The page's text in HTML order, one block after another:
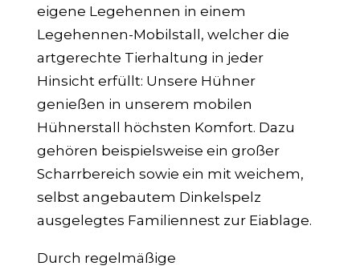
eigene Legehennen in einem
Legehennen-Mobilstall, welcher die
artgerechte Tierhaltung in jeder
Hinsicht erfüllt: Unsere Hühner
genießen in unserem mobilen
Hühnerstall höchsten Komfort. Dazu
gehören beispielsweise ein großer
Scharrbereich sowie ein mit weichem,
selbst angebautem Dinkelspelz
ausgelegtes Familiennest zur Eiablage.
Durch regelmäßige